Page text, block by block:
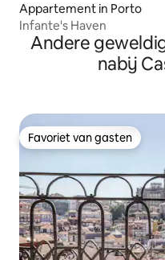
Appartement in Porto
Infante's Haven
Andere
nabij
Favoriet van gasten
Favoriet van gasten